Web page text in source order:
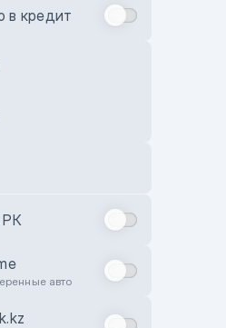
в кредит
РК
авто